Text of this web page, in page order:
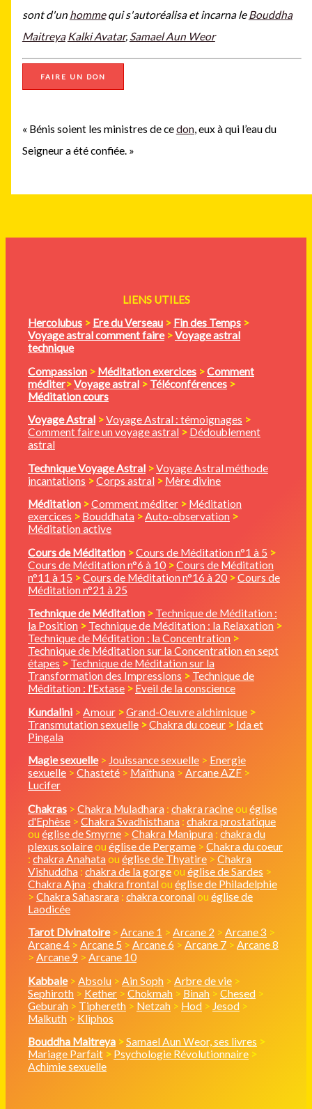
sont d'un hommequi s'autoréalisa et incarna le Bouddha
Maitreya Kalki Avatar, Samael Aun Weor
FAIRE UN DON
« Bénis soient les ministres de cedon, eux à qui l’eau du
Seigneur a été confiée. »
LIENS UTILES
Hercolubus > Ere du Verseau > Fin des Temps >
Voyage astral comment faire >Voyage astral
technique
Compassion > Méditationexercices >Comment
méditer>Voyage astral > Téléconférences >
Méditation cours
Voyage Astral >Voyage Astral : témoignages >
Comment faire un voyage astral > Dédoublement
astral
Technique Voyage Astral >Voyage Astral méthode
incantations >Corps astral > Mère divine
Méditation >Comment méditer > Méditation
exercices > Bouddhata >Auto-observation >
Méditation active
Cours de Méditation >Cours de Méditation n°1 à 5 >
Cours de Méditation n°6 à 10 >Cours de Méditation
n°11 à 15 >Cours de Méditation n°16 à 20 >Cours de
Méditation n°21 à 25
Technique de Méditation > Technique de Méditation :
la Position > Technique de Méditation : la Relaxation >
Technique de Méditation : la Concentration >
Technique de Méditation sur la Concentration en sept
étapes > Technique de Méditation sur la
Transformation des Impressions > Technique de
Méditation : l'Extase > Eveil de la conscience
Kundalini > Amour >Grand-Oeuvre alchimique >
Transmutation sexuelle >Chakra du coeur > Ida et
Pingala
Magie sexuelle> Jouissance sexuelle > Energie
sexuelle > Chasteté > Maïthuna > Arcane AZF >
Lucifer
Chakras > Chakra Muladhara : chakra racineou église
d'Ephèse > Chakra Svadhisthana : chakra prostatique
ou église de Smyrne > Chakra Manipura : chakra du
plexus solaireou église de Pergame > Chakra du coeur
: chakra Anahata ou église de Thyatire > Chakra
Vishuddha : chakra de la gorgeou église de Sardes >
Chakra Ajna : chakra frontalou église de Philadelphie
> Chakra Sahasrara : chakra coronal ou église de
Laodicée
Tarot Divinatoire > Arcane 1 > Arcane 2 > Arcane 3 >
Arcane 4 > Arcane 5 > Arcane 6 > Arcane 7 > Arcane 8
> Arcane 9 > Arcane 10
Kabbale> Absolu > Ain Soph > Arbre de vie >
Sephiroth > Kether > Chokmah > Binah > Chesed >
Geburah > Tiphereth > Netzah > Hod > Jesod >
Malkuth > Kliphos
Bouddha Maitreya >Samael Aun Weor, ses livres >
Mariage Parfait > Psychologie Révolutionnaire >
Achimie sexuelle